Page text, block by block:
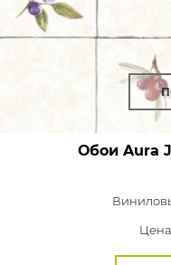
Обои Aura